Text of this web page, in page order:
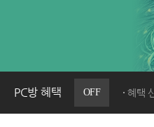
PC방 혜택 OFF 혜택
PC방으로